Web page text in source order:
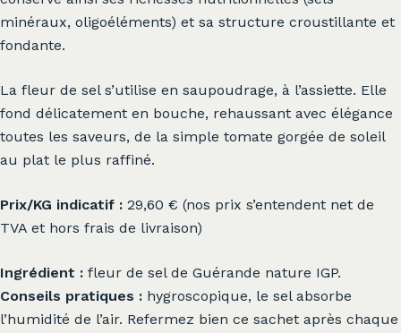
minéraux, oligoéléments) et sa structure croustillante et
fondante.
La fleur de sel s’utilise en saupoudrage, à l’assiette. Elle
fond délicatement en bouche, rehaussant avec élégance
toutes les saveurs, de la simple tomate gorgée de soleil
au plat le plus raffiné.
Prix/KG indicatif : 29,60 € (nos prix s’entendent net de
TVA et hors frais de livraison)
Ingrédient : fleur de sel de Guérande nature IGP.
Conseils pratiques : hygroscopique, le sel absorbe
l’humidité de l’air. Refermez bien ce sachet après chaque